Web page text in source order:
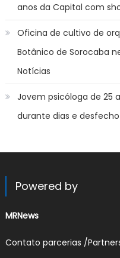
anos da Capital com
Oficina de cultivo de
Botânico de Sorocaba
Notícias
Jovem psicóloga de 25
durante dias e
Powered by
MRNews
Contato parcerias /